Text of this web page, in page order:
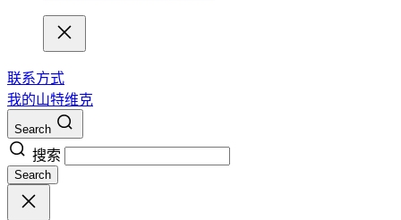
联系方式
我的山特维克
Search
搜索
Search